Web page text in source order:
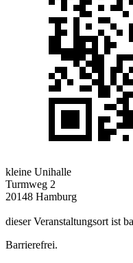
kleine Unihalle
Turmweg 2
20148 Hamburg
dieser Veranstaltungsort ist
Barrierefrei.